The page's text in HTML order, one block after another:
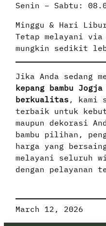
Senin – Sabtu:
Minggu & Hari
Tetap melayani via
mungkin sedikit
Jika Anda sedang
kepang bambu
berkualitas , kami
terbaik untuk
maupun dekorasi
bambu pilihan,
harga yang
melayani seluruh
dengan pelayanan
March 12, 2026